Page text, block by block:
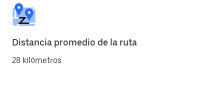
Distancia promedio de la ruta
28 kilómetros